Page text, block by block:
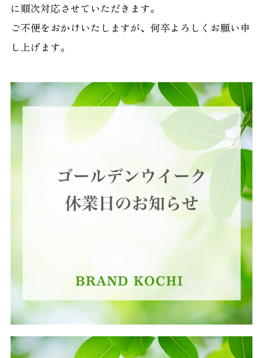
に順次対応させていただきます。
ご不便をおかけいたしますが、何卒よろしくお願い申
し上げます。